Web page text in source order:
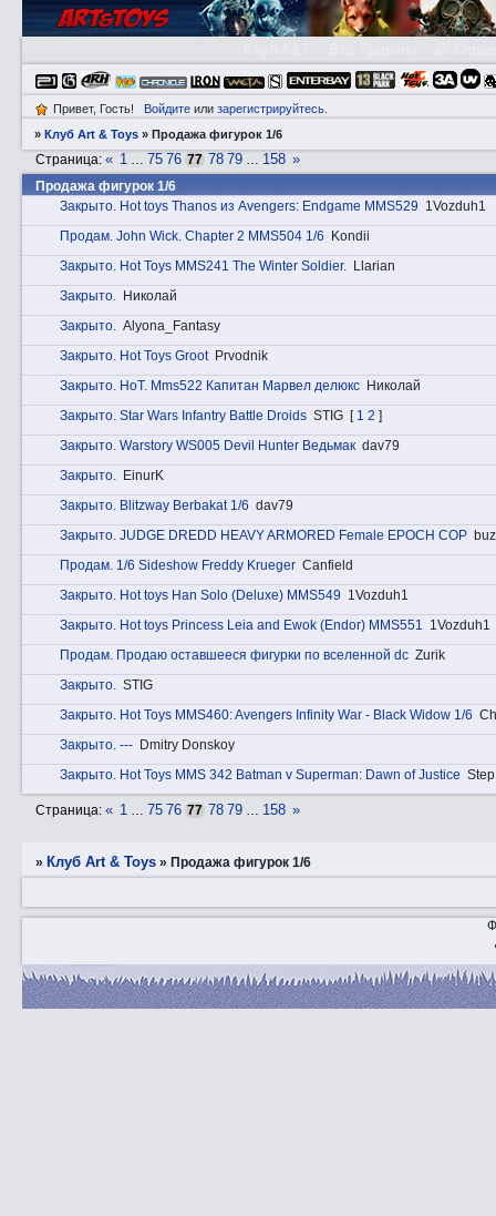
Привет, Гость! Войдитеили зарегистрируйтесь.
»Клуб Art & Toys »Продажа фигурок 1/6
Продажа фигурок 1/6
Страница:« 1 … 75 76 77 78 79 … 158 »
Закрытo. Hot toys Thanos из Avengers: Endgame MMS529 1Vozduh1
Прoдам. John Wick. Chapter 2 MMS504 1/6
Kondii
Закрытo. Hot Toys MMS241 The Winter Soldier. Llarian
Закрытo. Николай
Закрытo. Alyona_Fantasy
Закрытo. Hot Toys Groot Prvodnik
Закрытo. HоT. Mms522 Капитан Марвел делюкс Николай
Закрытo. Star Wars Infantry Battle Droids STIG [ 1 2 ]
Закрытo. Warstory WS005 Devil Hunter Ведьмак dav79
Закрытo. EinurK
Закрытo. Blitzway Berbakat 1/6 dav79
Закрытo. JUDGE DREDD HEAVY ARMORED Female EPOCH COP
Прoдам. 1/6 Sideshow Freddy Krueger Canfield
Закрытo. Hot toys Han Solo (Deluxe) MMS549 1Vozduh1
Закрытo. Hot toys Princess Leia and Ewok (Endor) MMS551 1Vozduh1
Прoдам. Продаю оставшееся фигурки по вселенной dc Zurik
Закрытo. STIG
Закрытo. Hot Toys MMS460: Avengers Infinity War - Black Widow 1/6
Закрытo. --- Dmitry Donskoy
Закрытo. Hot Toys MMS 342 Batman v Superman: Dawn of Justice Step
Страница:« 1 … 75 76 77 78 79 … 158 »
» Клуб Art & Toys »Продажа фигурок 1/6